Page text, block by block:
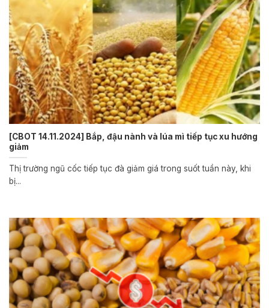
[CBOT 14.11.2024] Bắp, đậu nành và lúa mì tiếp tục xu hướng
giảm
Thị trường ngũ cốc tiếp tục đà giảm giá trong suốt tuần này, khi
bị...